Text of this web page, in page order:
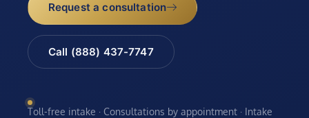
Request a consultation
Call (888) 437-7747
Toll-free intake · Consultations by appointment · Intake